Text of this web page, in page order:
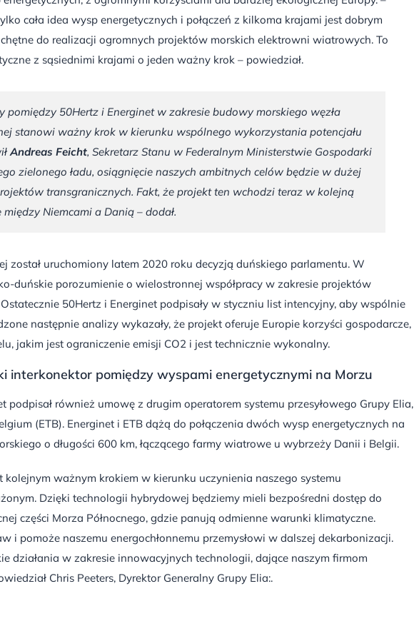
cała idea wysp energetycznych i połączeń z kilkoma krajami jest dobrym
do realizacji ogromnych projektów morskich elektrowni wiatrowych. To
z sąsiednimi krajami o jeden ważny krok – powiedział.
pomiędzy 50Hertz i Energinet w zakresie budowy morskiego węzła
stanowi ważny krok w kierunku wspólnego wykorzystania potencjału
Andreas Feicht, Sekretarz Stanu w Federalnym Ministerstwie Gospodarki
zielonego ładu, osiągnięcie naszych ambitnych celów będzie w dużej
transgranicznych. Fakt, że projekt ten wchodzi teraz w kolejną
Niemcami a Danią – dodał.
został uruchomiony latem 2020 roku decyzją duńskiego parlamentu. W
duńskie porozumienie o wielostronnej współpracy w zakresie projektów
50Hertz i Energinet podpisały w styczniu list intencyjny, aby wspólnie
następnie analizy wykazały, że projekt oferuje Europie korzyści gospodarcze,
jakim jest ograniczenie emisji CO2 i jest technicznie wykonalny.
interkonektor pomiędzy wyspami energetycznymi na Morzu
podpisał również umowę z drugim operatorem systemu przesyłowego Grupy Elia,
(ETB). Energinet i ETB dążą do połączenia dwóch wysp energetycznych na
o długości 600 km, łączącego farmy wiatrowe u wybrzeży Danii i Belgii.
ważnym krokiem w kierunku uczynienia naszego systemu
Dzięki technologii hybrydowej będziemy mieli bezpośredni dostęp do
części Morza Północnego, gdzie panują odmienne warunki klimatyczne.
i pomoże naszemu energochłonnemu przemysłowi w dalszej dekarbonizacji.
działania w zakresie innowacyjnych technologii, dające naszym firmom
Chris Peeters, Dyrektor Generalny Grupy Elia:.